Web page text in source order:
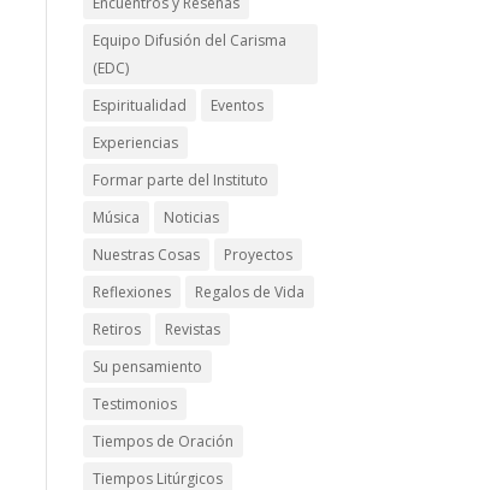
Equipo Difusión del Carisma
(EDC)
Espiritualidad
Eventos
Experiencias
Formar parte del Instituto
Música
Noticias
Nuestras Cosas
Proyectos
Reflexiones
Regalos de Vida
Retiros
Revistas
Su pensamiento
Testimonios
Tiempos de Oración
Tiempos Litúrgicos